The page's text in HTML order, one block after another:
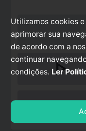
play_arrow
stop
Utilizamos cookies
aprimorar sua
de acordo com a
continuar
condições. Ler